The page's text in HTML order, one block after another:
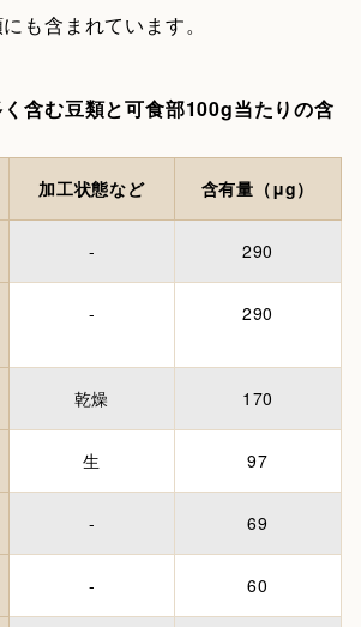
も含まれています。
く含む豆類と可食部100g当たりの含
加工状態など 含有量（μg）
- 290
- 290
乾燥 170
生 97
- 69
- 60